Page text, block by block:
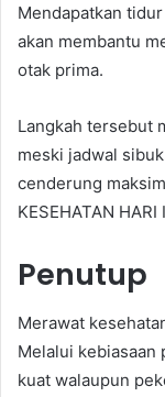
Mendapatkan
akan membantu
otak prima.
Langkah tersebut
meski jadwal
cenderung
KESEHATAN
Penutup
Merawat
Melalui kebiasaan
kuat walaupun